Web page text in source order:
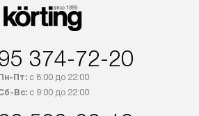
374-72-20
Пн-Пт:с 8:00 до 22:00
Вс:с 9:00 до 22:00